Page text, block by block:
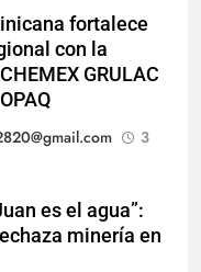
fortalece
con la
GRULAC
3
es el agua”:
minería en